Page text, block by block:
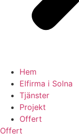
Hem
Elfirma i Solna
Tjänster
Projekt
Offert
Offert